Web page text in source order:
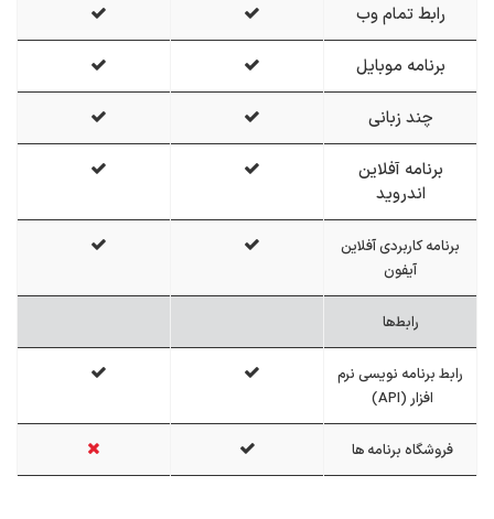
رابط تمام وب
برنامه موبایل
چند زبانی
برنامه آفلاین
اندروید
برنامه کاربردی آفلاین
آیفون
رابط‌ها
رابط برنامه نویسی نرم
افزار‌ (API)
فروشگاه برنامه ها